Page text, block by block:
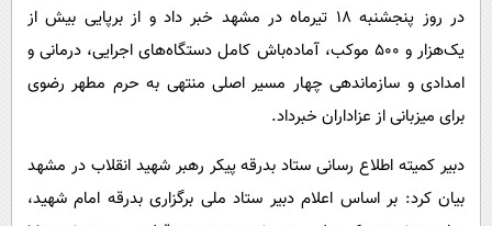
فرهنگی
بین الملل
در روز پنجشنبه ۱۸ تیرماه در مشهد خبر داد و از برپایی بیش از
یک‌هزار و ۵۰۰ موکب، آماده‌باش کامل دستگاه‌های اجرایی، درمانی و
امدادی و سازماندهی چهار مسیر اصلی منتهی به حرم مطهر رضوی
برای میزبانی از عزاداران خبرداد.
دبیر کمیته اطلاع رسانی ستاد بدرقه پیکر رهبر شهید انقلاب در مشهد
بیان کرد: بر اساس اعلام دبیر ستاد ملی برگزاری بدرقه امام شهید،